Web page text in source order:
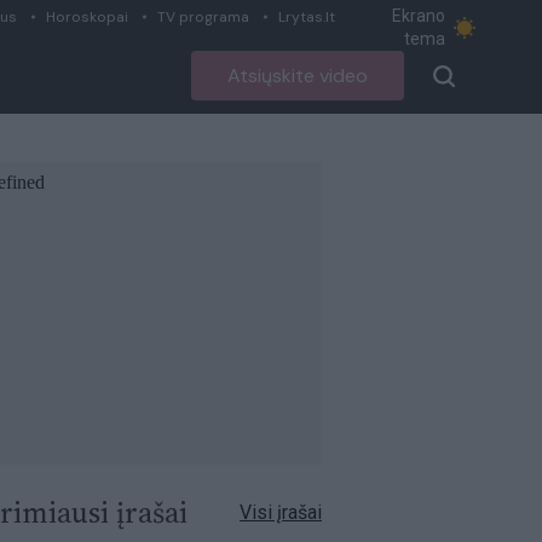
Horoskopai TV programa Lrytas.lt
Ekrano
tema
Atsiųskite video
įrašai Visi įrašai